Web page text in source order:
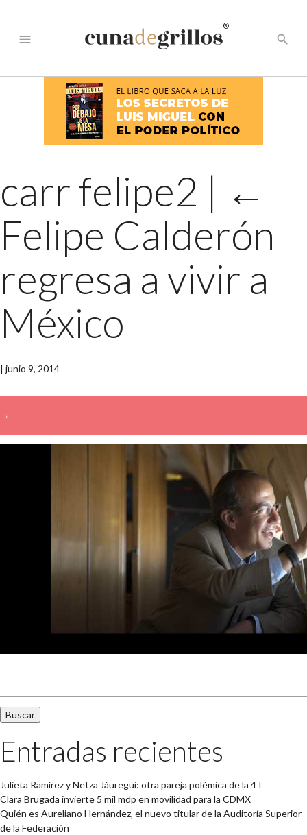
menu
®
search
carr felipe2 | ←
Felipe Calderón
regresa a vivir a
México
| junio 9, 2014
→
Entradas recientes
Julieta Ramírez y Netza Jáuregui: otra pareja polémica de la 4T
Clara Brugada invierte 5 mil mdp en movilidad para la CDMX
Quién es Aureliano Hernández, el nuevo titular de la Auditoría Superior
de la Federación